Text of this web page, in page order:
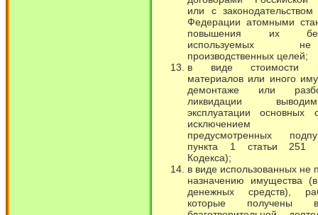
или с законодательством
Федерации атомными
повышения их
используемых
производственных целей;
в виде стоимости
материалов или иного
демонтаже или
ликвидации
эксплуатации основных
исключением
предусмотренных
пункта 1 статьи 251
Кодекса);
в виде использованных не
назначению имущества
денежных средств),
которые получены